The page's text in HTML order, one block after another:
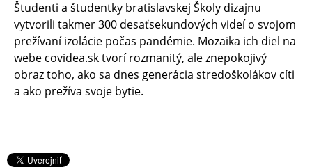
Študenti a študentky bratislavskej Školy dizajnu
vytvorili takmer 300 desaťsekundových videí o svojom
prežívaní izolácie počas pandémie. Mozaika ich diel na
webe covidea.sk tvorí rozmanitý, ale znepokojivý
obraz toho, ako sa dnes generácia stredoškolákov cíti
a ako prežíva svoje bytie.